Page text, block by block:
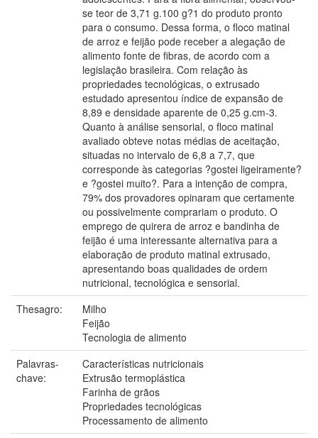
se teor de 3,71 g.100 g?1 do produto pronto
para o consumo. Dessa forma, o floco matinal
de arroz e feijão pode receber a alegação de
alimento fonte de fibras, de acordo com a
legislação brasileira. Com relação às
propriedades tecnológicas, o extrusado
estudado apresentou índice de expansão de
8,89 e densidade aparente de 0,25 g.cm-3.
Quanto à análise sensorial, o floco matinal
avaliado obteve notas médias de aceitação,
situadas no intervalo de 6,8 a 7,7, que
corresponde às categorias ?gostei ligeiramente?
e ?gostei muito?. Para a intenção de compra,
79% dos provadores opinaram que certamente
ou possivelmente comprariam o produto. O
emprego de quirera de arroz e bandinha de
feijão é uma interessante alternativa para a
elaboração de produto matinal extrusado,
apresentando boas qualidades de ordem
nutricional, tecnológica e sensorial.
Thesagro:
Milho
Feijão
Tecnologia de alimento
Palavras-
chave:
Características nutricionais
Extrusão termoplástica
Farinha de grãos
Propriedades tecnológicas
Processamento de alimento